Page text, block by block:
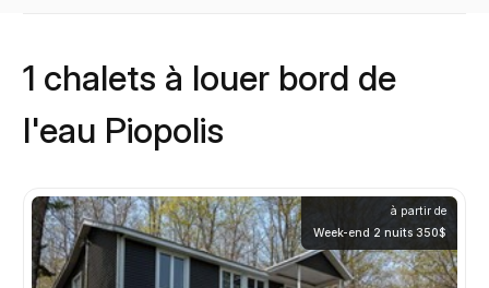
1 chalets à louer bord de
l'eau Piopolis
à partir de
Week-end 2 nuits 350$